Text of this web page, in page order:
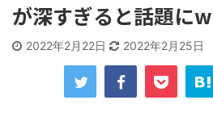
【R-18】真・女神転生 Road to
北原ももさんの挑発!!!
【画像】この女優さん、可愛すぎる
【遊戯王】いつ見ても覚醒だけ地
が深すぎると話題に
2022年2月22日 2022年2月25日